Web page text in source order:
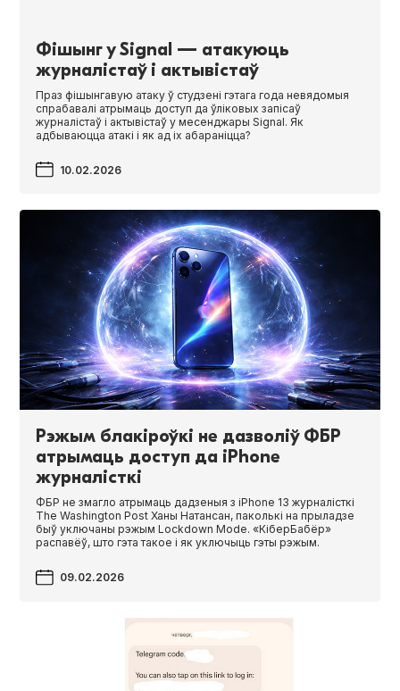
Фішынг у Signal — атакуюць
журналістаў і актывістаў
Праз фішынгавую атаку ў студзені гэтага года невядомыя
спрабавалі атрымаць доступ да ўліковых запісаў
журналістаў і актывістаў у месенджары Sig­nal. Як
адбываюцца атакі і як ад іх абараніцца?
10.02.2026
Рэжым блакіроўкі не дазволіў ФБР
атрымаць доступ да iPhone
журналісткі
ФБР не змагло атрымаць дадзеныя з iPhone 13 журналісткі
The Wash­ing­ton Post Ханы Натансан, паколькі на прыладзе
быў уключаны рэжым Lock­down Mode. «КіберБабёр»
распавёў, што гэта такое і як уключыць гэты рэжым.
09.02.2026